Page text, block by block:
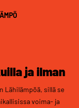
ja ilman
Lähilämpöä, sillä se
voima- ja